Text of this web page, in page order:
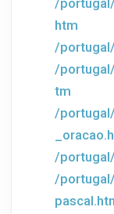
/
htm
/
/
tm
/
/
/